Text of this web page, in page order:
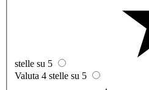
stelle su 5
Valuta 4 stelle su 5